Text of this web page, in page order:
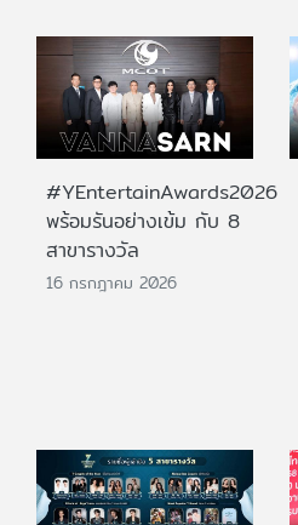
#YEntertainAwards2026
พร้อมรันอย่างเข้ม กับ 8
สาขารางวัล
16 กรกฎาคม 2026